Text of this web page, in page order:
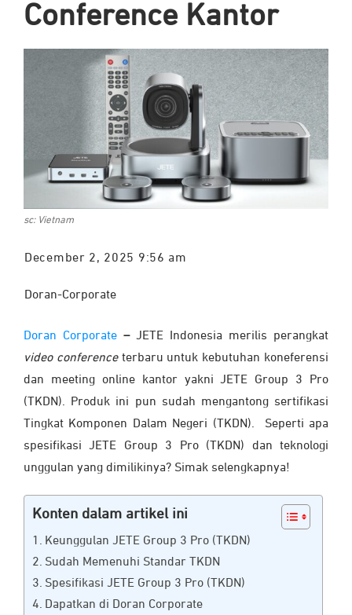
Conference Kantor
sc: Vietnam
December 2, 2025 9:56 am
Doran-Corporate
Doran Corporate – JETE Indonesia merilis perangkat
video conferenceterbaru untuk kebutuhan koneferensi
dan meeting online kantor yakni JETE Group 3 Pro
(TKDN). Produk ini pun sudah mengantong sertifikasi
Tingkat Komponen Dalam Negeri (TKDN). Seperti apa
spesifikasi JETE Group 3 Pro (TKDN) dan teknologi
unggulan yang dimilikinya? Simak selengkapnya!
Konten dalam artikel ini
Keunggulan JETE Group 3 Pro (TKDN)
Sudah Memenuhi Standar TKDN
Spesifikasi JETE Group 3 Pro (TKDN)
Dapatkan di Doran Corporate